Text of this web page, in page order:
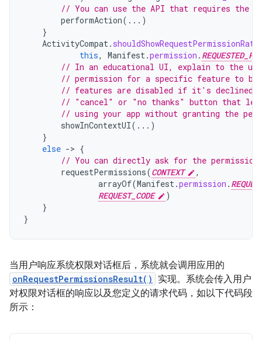
// You can use the API that requires the
performAction(...)
}
ActivityCompat.
this, Manifest.permission .
// In an educational UI, explain to the
// permission for a specific feature to
// features are disabled if it's
// "cancel" or "no thanks" button that
// using your app without granting the
showInContextUI(...)
}
else -> {
// You can directly ask for the
requestPermissions(CONTEXT
,
arrayOf(Manifest.permission .
REQUEST_CODE
)
}
}
当用户响应系统权限对话框后，系统就会调用应用的
onRequestPermissionsResult()
实现。系统会传入用户
对权限对话框的响应以及您定义的请求代码，如以下代码段
所示：